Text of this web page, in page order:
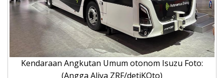
Kendaraan Angkutan Umum otonom Isuzu Foto:
(Angga Aliya ZRF/detiKOto)